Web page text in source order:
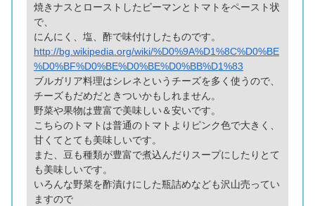
焼きナスとローストしたピーマンとトマトをペースト状
で、
にんにく、塩、酢で味付けしたものです。
http://bg.wikipedia.org/wiki/%D0%9A%D1%8C%D0%BE
%D0%BF%D0%BE%D0%BE%D0%BB%D1%83
ブルガリア料理はシレネというチーズを多く使うので、
チーズもだめだときついかもしれません。
野菜や果物は豊富で美味しい＆安いです。
こちらのトマトは普通のトマトよりピンク色で大きく、
甘くてとても美味しいです。
また、豆も種類が豊富で煮込んだりスープにしたりとて
も美味しいです。
いろんな野菜を酢漬けにした瓶詰めなども沢山売ってい
ますので